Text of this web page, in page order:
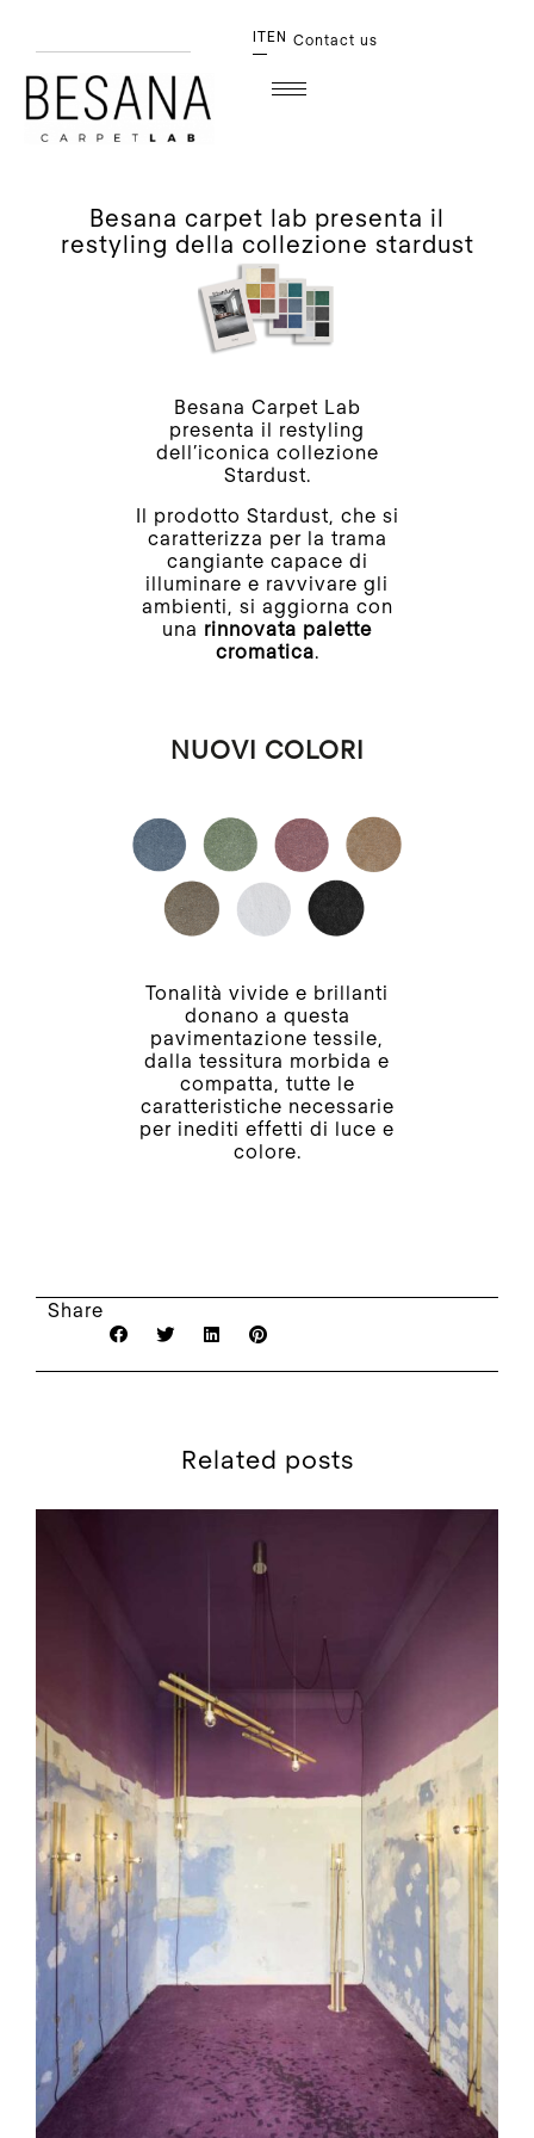
IT EN Contact us
besana carpet lab presenta il
restyling della collezione stardust
Besana Carpet Lab
presenta il restyling
dell’iconica collezione
Stardust.
Il prodotto Stardust, che si
caratterizza per la trama
cangiante capace di
illuminare e ravvivare gli
ambienti, si aggiorna con
una rinnovata palette
cromatica
NUOVI COLORI
Tonalità vivide e brillanti
donano a questa
pavimentazione tessile,
dalla tessitura morbida e
compatta, tutte le
caratteristiche necessarie
per inediti effetti di luce e
colore.
Share
Related posts